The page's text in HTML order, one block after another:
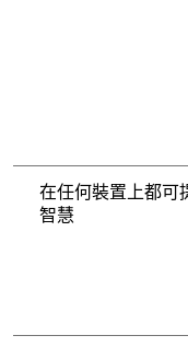
在任何裝置上都可
智慧